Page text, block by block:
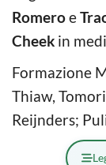
Romeroe
Cheek in
Formazione
Thiaw,
Reijnders;